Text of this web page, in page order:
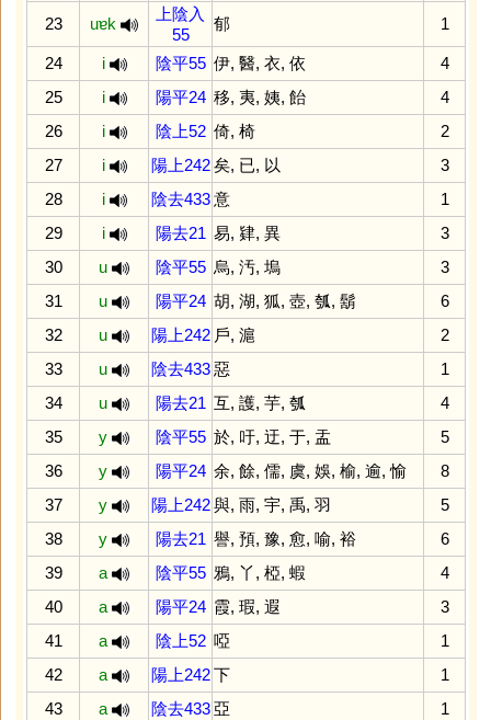
23 uɐk
上陰入
55
郁 1
24 i 陰平55 伊, 醫, 衣, 依
4
25
i 陽平24 移, 夷, 姨, 飴
4
26
i 陰上52 倚, 椅
2
27
i 陽上242 矣, 已, 以
3
28
i 陰去433 意
1
29
i 陽去21 易, 肄, 異
3
30
u 陰平55 烏, 汚, 塢
3
31
u 陽平24 胡, 湖, 狐, 壺, 瓠, 鬍
6
32
u 陽上242 戶, 滬
2
33
u 陰去433 惡
1
34
u 陽去21 互, 護, 芋, 瓠
4
35
y 陰平55 於, 吁, 迂, 于, 盂
5
36
y 陽平24 余, 餘, 儒, 虞, 娛, 榆, 逾,愉
8
37
y 陽上242 與, 雨, 宇, 禹, 羽
5
38
y 陽去21 譽, 預, 豫, 愈, 喻, 裕
6
39
a 陰平55 鴉, 丫, 椏, 蝦
4
40
a 陽平24 霞, 瑕, 遐
3
41
a 陰上52 啞
1
42
a 陽上242 下
1
43
a 陰去433 亞
1